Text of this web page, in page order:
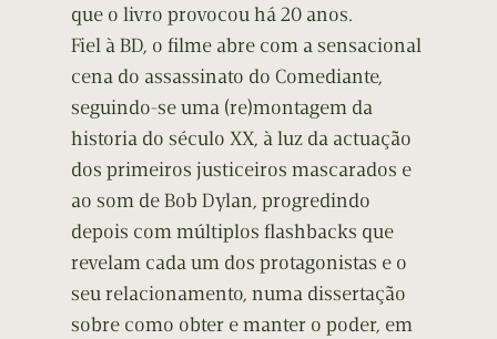
que o livro provocou há 20 anos.
Fiel à BD, o filme abre com a sensacional
cena do assassinato do Comediante,
seguindo-se uma (re)montagem da
historia do século XX, à luz da actuação
dos primeiros justiceiros mascarados e
ao som de Bob Dylan, progredindo
depois com múltiplos flashbacks que
revelam cada um dos protagonistas e o
seu relacionamento, numa dissertação
sobre como obter e manter o poder, em